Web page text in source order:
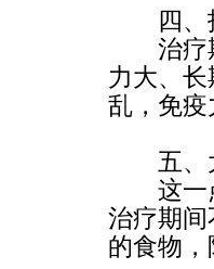
四、
治疗期
力大、
乱，免
五、
这一点
治疗期
的食物